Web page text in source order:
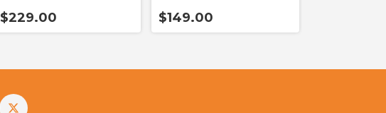
$229.00 $149.00